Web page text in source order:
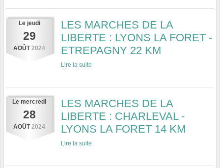
Le jeudi
29
AOÛT 2024
LES MARCHES DE LA
LIBERTE : LYONS LA FORET -
ETREPAGNY 22 KM
Lire la suite
Le mercredi
28
AOÛT 2024
LES MARCHES DE LA
LIBERTE : CHARLEVAL -
LYONS LA FORET 14 KM
Lire la suite